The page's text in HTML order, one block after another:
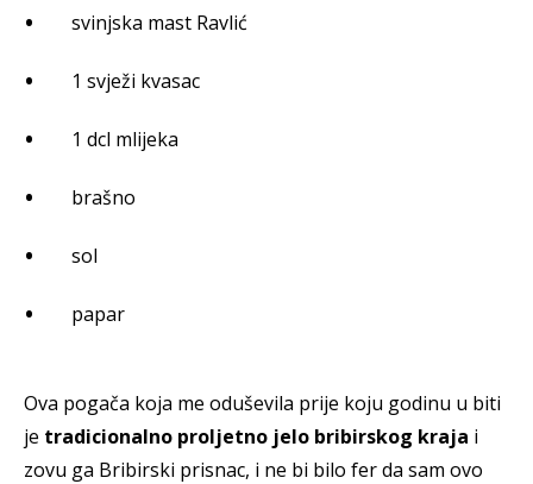
svinjska mast Ravlić
1 svježi kvasac
1 dcl mlijeka
brašno
sol
papar
Ova pogača koja me oduševila prije koju godinu u biti
je tradicionalno proljetno jelo bribirskog kraja i
zovu ga Bribirski prisnac, i ne bi bilo fer da sam ovo